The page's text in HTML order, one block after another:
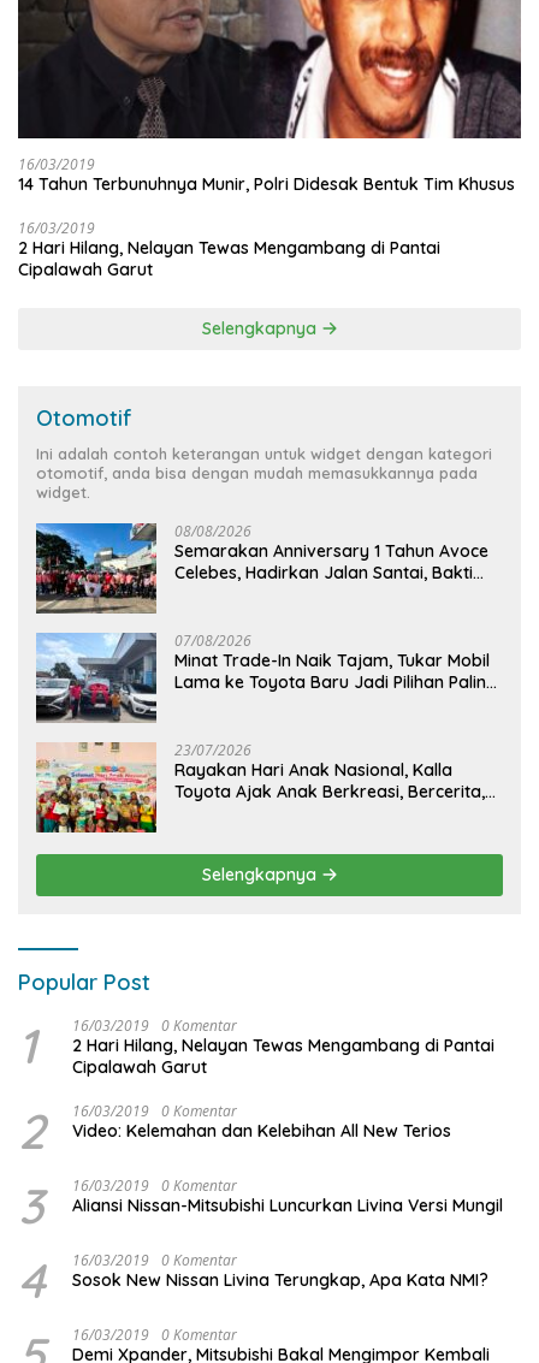
16/03/2019
14 Tahun Terbunuhnya Munir, Polri Didesak Bentuk Tim Khusus
16/03/2019
2 Hari Hilang, Nelayan Tewas Mengambang di Pantai
Cipalawah Garut
Selengkapnya
Otomotif
Ini adalah contoh keterangan untuk widget dengan kategori
otomotif, anda bisa dengan mudah memasukkannya pada
widget.
08/08/2026
Semarakan Anniversary 1 Tahun Avoce
Celebes, Hadirkan Jalan Santai, Bakti
07/08/2026
Minat Trade-In Naik Tajam, Tukar Mobil
Lama ke Toyota Baru Jadi Pilihan Paling
23/07/2026
Rayakan Hari Anak Nasional, Kalla
Toyota Ajak Anak Berkreasi, Bercerita,
Selengkapnya
Popular Post
1 16/03/2019 0 Komentar
2 Hari Hilang, Nelayan Tewas Mengambang di Pantai
Cipalawah Garut
2 16/03/2019 0 Komentar
Video: Kelemahan dan Kelebihan All New Terios
3 16/03/2019 0 Komentar
Aliansi Nissan-Mitsubishi Luncurkan Livina Versi Mungil
4 16/03/2019 0 Komentar
Sosok New Nissan Livina Terungkap, Apa Kata NMI?
16/03/2019 0 Komentar
Demi Xpander, Mitsubishi Bakal Mengimpor Kembali